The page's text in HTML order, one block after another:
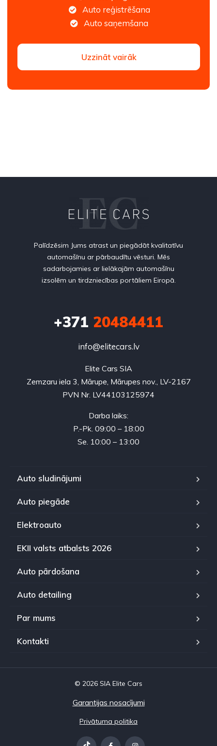
Auto reģistrēšana
Auto saņemšana
Uzzināt vairāk
Palīdzēsim Jums atrast un piegādāt kvalitatīvu
automašīnu ar pārbaudītu vēsturi. Mēs
sadarbojamies ar lielākajām automašīnu
izsolēm un tirdzniecības portāliem Eiropā.
+371 20484411
info@elitecars.lv
Elite Cars SIA
Zemzaru iela 3, Mārupe, Mārupes nov., LV-2167
PVN Nr. LV44103125974
Darba laiks:
P.-Pk. 09:00 – 18:00
Se. 10:00 – 13:00
Auto sludinājumi
Auto piegāde
Elektroauto
EKII valsts atbalsts 2026
Auto pārdošana
Auto detailing
Par mums
Kontakti
© 2026 SIA Elite Cars
Garantijas nosacījumi
Privātuma politika